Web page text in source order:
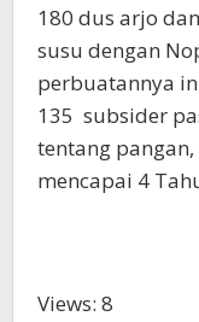
180 dus arjo
susu dengan
perbuatannya
135 subsider
tentang
mencapai 4
Views: 8